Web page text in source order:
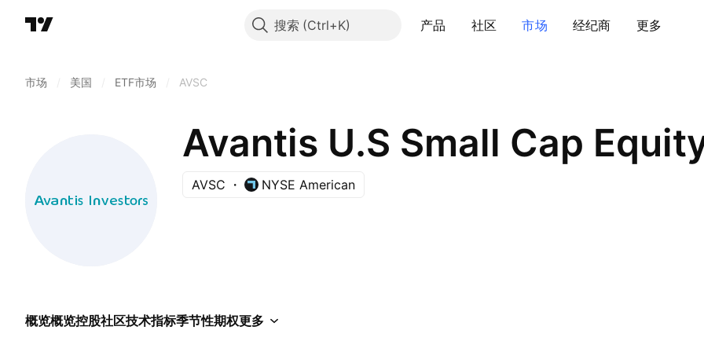
搜索 产品 社区 市场 经纪商 更多
市场 美国 ETF市场 AVSC
Avantis U.S Small Cap
AVSC NYSE American
概览概览控股社区技术指标季节性期权更多